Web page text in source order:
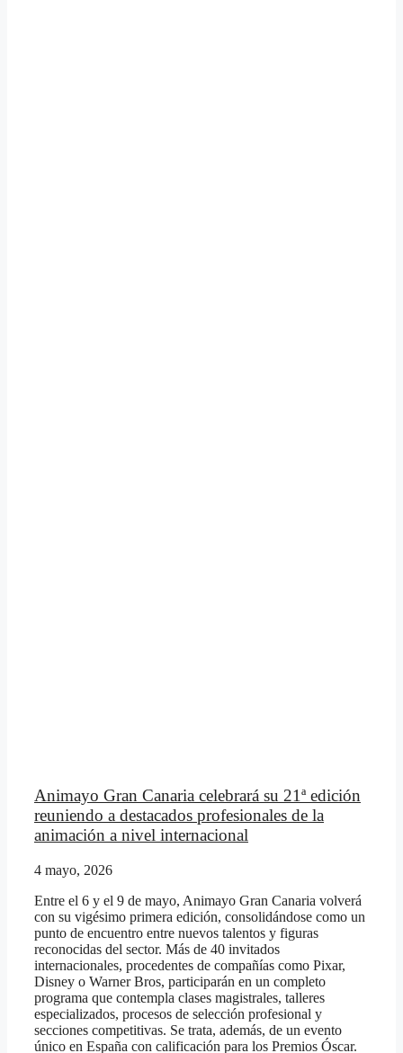
Animayo Gran Canaria celebrará su 21ª edición
reuniendo a destacados profesionales de la
animación a nivel internacional
4 mayo, 2026
Entre el 6 y el 9 de mayo, Animayo Gran Canaria volverá
con su vigésimo primera edición, consolidándose como un
punto de encuentro entre nuevos talentos y figuras
reconocidas del sector. Más de 40 invitados
internacionales, procedentes de compañías como Pixar,
Disney o Warner Bros, participarán en un completo
programa que contempla clases magistrales, talleres
especializados, procesos de selección profesional y
secciones competitivas. Se trata, además, de un evento
único en España con calificación para los Premios Óscar.